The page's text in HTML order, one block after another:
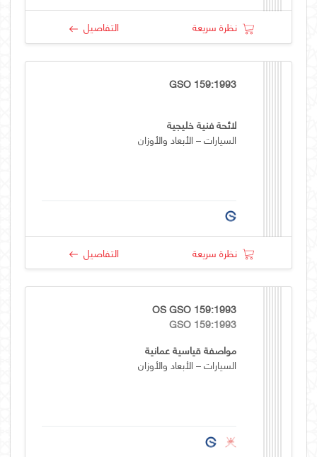
نظرة سريعة التفاصيل
GSO 159:1993
لائحة فنية خليجية
السيارات – الأبعاد والأوزان
نظرة سريعة التفاصيل
OS GSO 159:1993
GSO 159:1993
مواصفة قياسية عمانية
السيارات – الأبعاد والأوزان